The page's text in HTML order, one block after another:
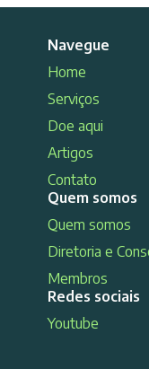
Navegue
Home
Serviços
Doe aqui
Artigos
Contato
Quem somos
Quem somos
Diretoria e
Membros
Redes sociais
Youtube